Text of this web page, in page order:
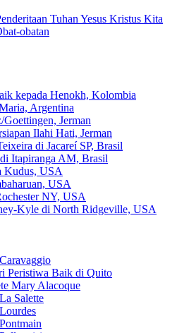
Tuhan Yesus Kristus Kita
obatan
kepada Henokh, Kolombia
Argentina
Jerman
Ilahi Hati, Jerman
di Jacareí SP, Brasil
Itapiranga AM, Brasil
Kudus, USA
USA
NY, USA
Kyle di North Ridgeville, USA
Peristiwa Baik di Quito
Mary Alacoque
Salette